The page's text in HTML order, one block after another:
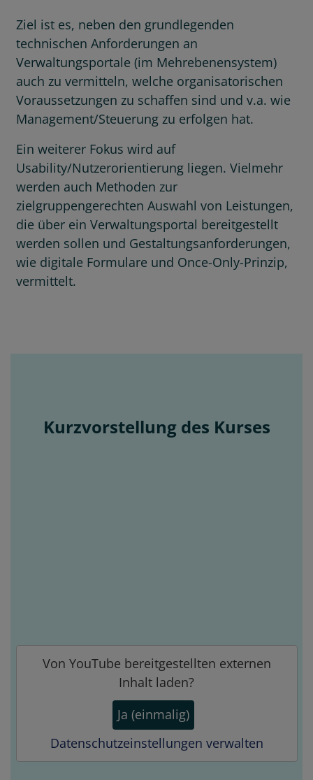
Ziel ist es, neben den grundlegenden
technischen Anforderungen an
Verwaltungsportale (im Mehrebenensystem)
auch zu vermitteln, welche organisatorischen
Voraussetzungen zu schaffen sind und v.a. wie
Management/Steuerung zu erfolgen hat.
Ein weiterer Fokus wird auf
Usability/Nutzerorientierung liegen. Vielmehr
werden auch Methoden zur
zielgruppengerechten Auswahl von Leistungen,
die über ein Verwaltungsportal bereitgestellt
werden sollen und Gestaltungsanforderungen,
wie digitale Formulare und Once-Only-Prinzip,
vermittelt.
Kurzvorstellung des Kurses
Von YouTube bereitgestellten externen
Inhalt laden?
Ja (einmalig)
Datenschutzeinstellungen verwalten